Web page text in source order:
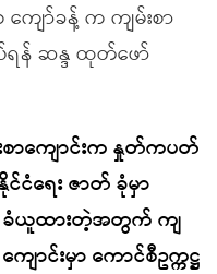
ျော်ခန့် က ကျမ်းစာ
န် ဆန္ဒ ထုတ်ဖော်
ာကျောင်းက နှုတ်ကပတ်
ငံရေး ဇာတ် ခုံမှာ
ခံယူထားတဲ့အတွက် ကျ
ာင်းမှာ ကောင်စီဥက္ကဋ္ဌ